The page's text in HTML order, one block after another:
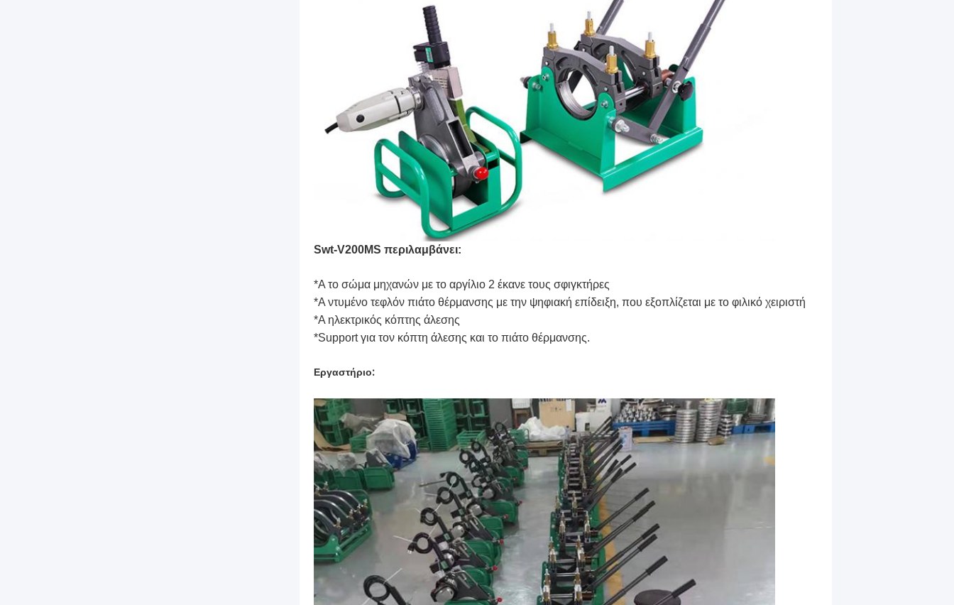
Swt-V200MS περιλαμβάνει:
*A το σώμα μηχανών με το αργίλιο 2 έκανε τους σφιγκτήρες
*A ντυμένο τεφλόν πιάτο θέρμανσης με την ψηφιακή επίδειξη, που εξοπλίζεται με το φιλικό χειριστή
*A ηλεκτρικός κόπτης άλεσης
*Support για τον κόπτη άλεσης και το πιάτο θέρμανσης.
Εργαστήριο: